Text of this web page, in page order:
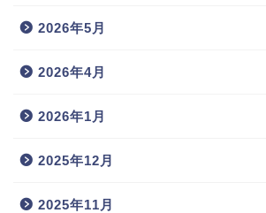
2026年5月
2026年4月
2026年1月
2025年12月
2025年11月